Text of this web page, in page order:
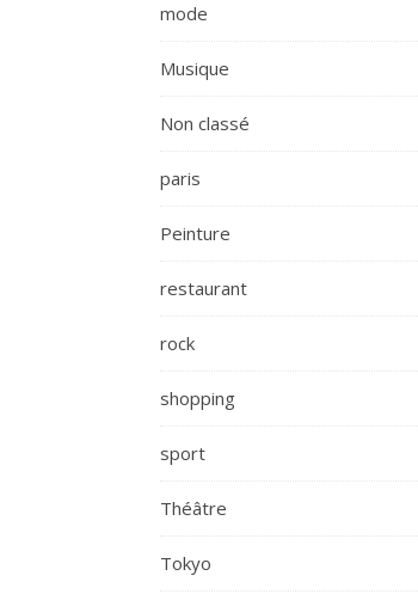
mode
Musique
Non classé
paris
Peinture
restaurant
rock
shopping
sport
Théâtre
Tokyo